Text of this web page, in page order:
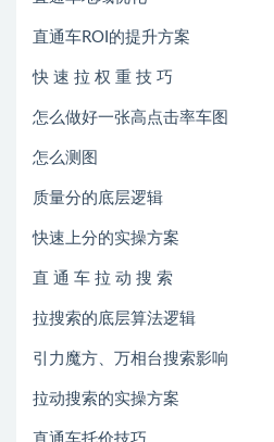
直通车ROI的提升方案
快 速 拉 权 重 技 巧
怎么做好一张高点击率车图
怎么测图
质量分的底层逻辑
快速上分的实操方案
直 通 车 拉 动 搜 索
拉搜索的底层算法逻辑
引力魔方、万相台搜索影响
拉动搜索的实操方案